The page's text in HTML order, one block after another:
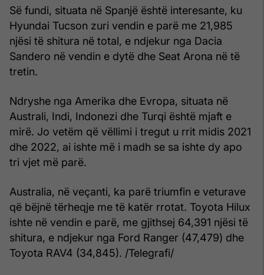
Së fundi, situata në Spanjë është interesante, ku
Hyundai Tucson zuri vendin e parë me 21,985
njësi të shitura në total, e ndjekur nga Dacia
Sandero në vendin e dytë dhe Seat Arona në të
tretin.
Ndryshe nga Amerika dhe Evropa, situata në
Australi, Indi, Indonezi dhe Turqi është mjaft e
mirë. Jo vetëm që vëllimi i tregut u rrit midis 2021
dhe 2022, ai ishte më i madh se sa ishte dy apo
tri vjet më parë.
Australia, në veçanti, ka parë triumfin e veturave
që bëjnë tërheqje me të katër rrotat. Toyota Hilux
ishte në vendin e parë, me gjithsej 64,391 njësi të
shitura, e ndjekur nga Ford Ranger (47,479) dhe
Toyota RAV4 (34,845). /Telegrafi/